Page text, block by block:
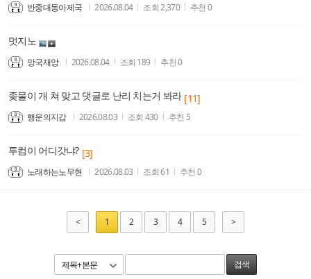
반중대동아제국 2026.08.04 조회2,370 추천 0
멋지노
망국재앙 2026.08.04 조회 189 추천0
좆물이 개 쳐 맞고 댓글로 난리 치는거 봐라 [11]
행운의지갑 2026.08.03 조회 430 추천 5
투컴이 어디갓냐? [3]
노래하는노무현 2026.08.03 조회61 추천 0
< 1 2 3 4 5 >
제목+본문 검색